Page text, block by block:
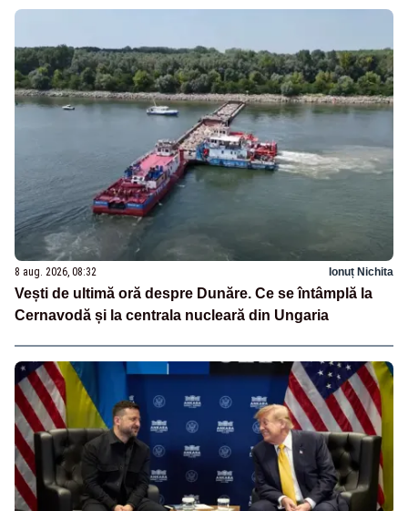
8 aug. 2026, 08:32 Ionuț Nichita
Vești de ultimă oră despre Dunăre. Ce se întâmplă la
Cernavodă și la centrala nucleară din Ungaria